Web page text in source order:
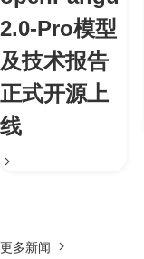
2.0-Pro模型
及技术报告
正式开源上
线
更多新闻